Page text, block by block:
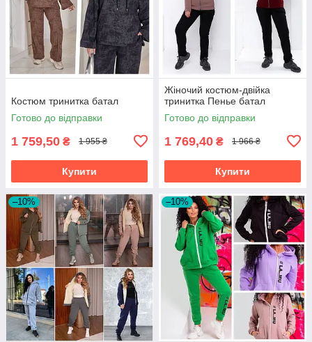
Костюм тринитка батал
Готово до відправки
1 759,50 ₴ 1 955 ₴
Купити
Жіночий костюм-двійка
тринитка Пенье батал
Готово до відправки
1 769,40 ₴ 1 966 ₴
Купити
–10% –10%